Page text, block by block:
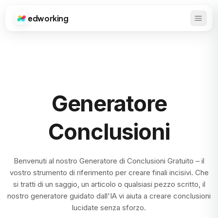
Edworking
edworking Apri
Generatore
Conclusioni
Benvenuti al nostro Generatore di Conclusioni Gratuito – il
vostro strumento di riferimento per creare finali incisivi. Che
si tratti di un saggio, un articolo o qualsiasi pezzo scritto, il
nostro generatore guidato dall'IA vi aiuta a creare conclusioni
lucidate senza sforzo.